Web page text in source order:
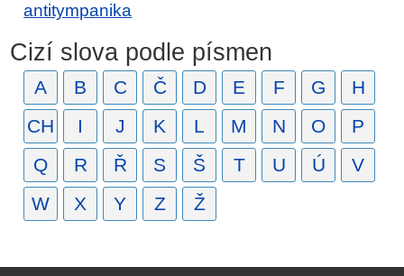
antitympanika
Cizí slova podle písmen
A B C Č D E F G
H
CH
I J K L M N O
P
Q
R Ř S Š T U Ú
V
W
X Y Z Ž